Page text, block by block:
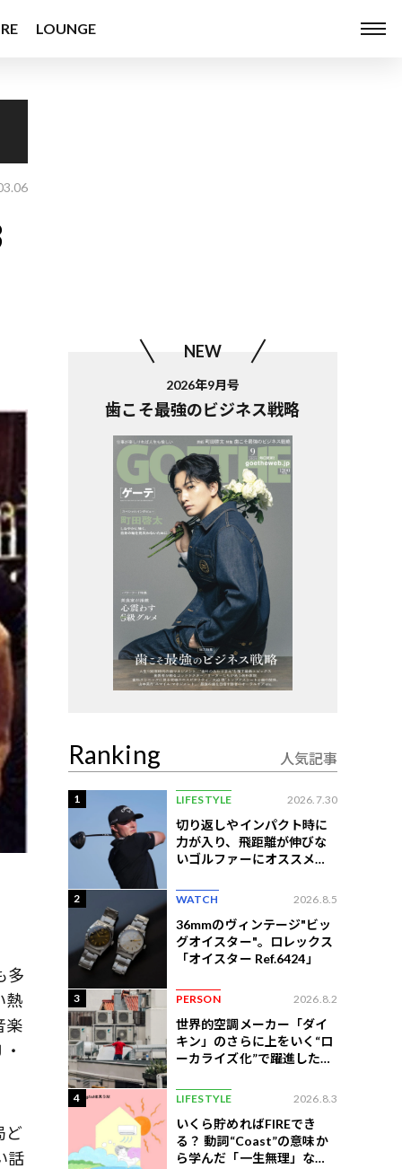
LOUNGE
多
熱
楽
ど
話
NEW
2026年9月号
歯こそ最強のビジネス戦略
Ranking 人気記事
1 LIFESTYLE 2026.7.30
切り返しやインパクト時に
力が入り、飛距離が伸びな
いゴルファーにオススメの
2 WATCH 2026.8.5
36mmのヴィンテージ"ビッ
グオイスター"。ロレックス
「オイスター Ref.6424」
3 PERSON 2026.8.2
世界的空調メーカー「ダイ
キン」のさらに上をいく“ロ
ーカライズ化”で躍進したイ
4 LIFESTYLE 2026.8.3
いくら貯めればFIREでき
る？ 動詞“Coast”の意味か
ら学んだ「一生無理」な切